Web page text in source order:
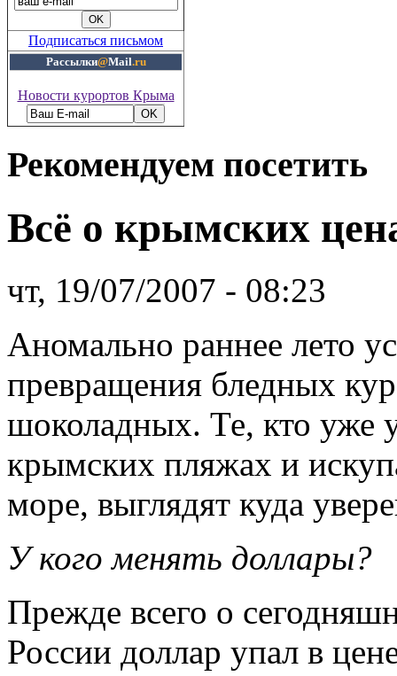
Подписаться письмом
Рассылки@Mail.ru
Новости курортов Крыма
Рекомендуем посетить
Всё о крымских
чт, 19/07/2007 - 08:23
Аномально раннее лето
превращения бледных
шоколадных. Те, кто уже
крымских пляжах и
море, выглядят куда
У кого менять доллары?
Прежде всего о
России доллар упал в